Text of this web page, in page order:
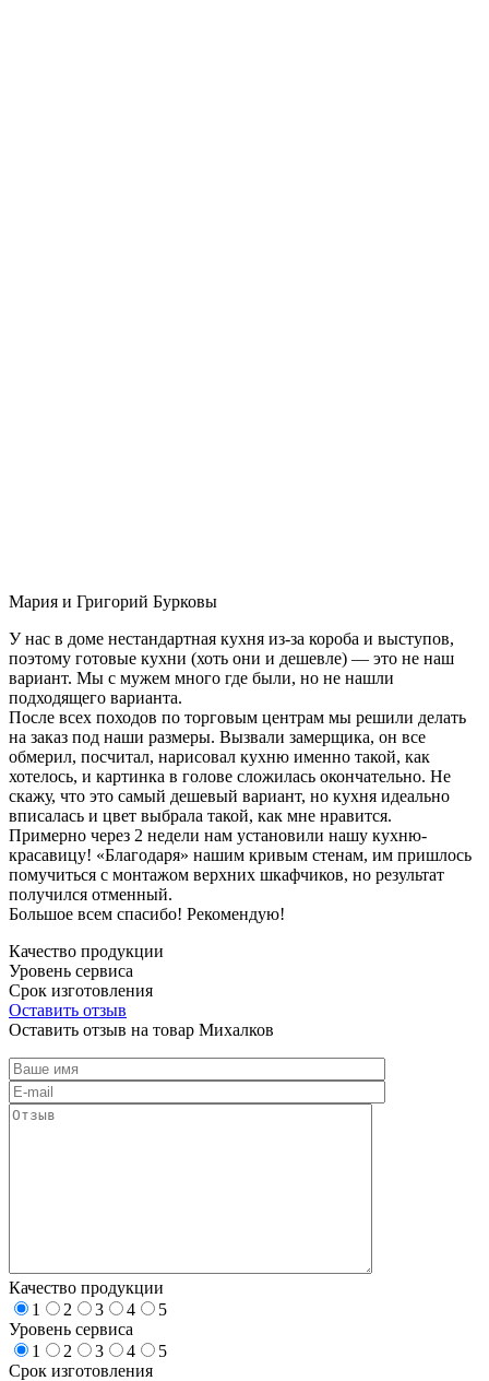
Мария и Григорий Бурковы
У нас в доме нестандартная кухня из-за короба и выступов,
поэтому готовые кухни (хоть они и дешевле) — это не наш
вариант. Мы с мужем много где были, но не нашли
подходящего варианта.
После всех походов по торговым центрам мы решили делать
на заказ под наши размеры. Вызвали замерщика, он все
обмерил, посчитал, нарисовал кухню именно такой, как
хотелось, и картинка в голове сложилась окончательно. Не
скажу, что это самый дешевый вариант, но кухня идеально
вписалась и цвет выбрала такой, как мне нравится.
Примерно через 2 недели нам установили нашу кухню-
красавицу! «Благодаря» нашим кривым стенам, им пришлось
помучиться с монтажом верхних шкафчиков, но результат
получился отменный.
Большое всем спасибо! Рекомендую!
Качество продукции
Уровень сервиса
Срок изготовления
Оставить отзыв
Оставить отзыв на товар Михалков
Качество продукции
1
2 3 4
5
Уровень сервиса
1
2 3 4
5
Срок изготовления